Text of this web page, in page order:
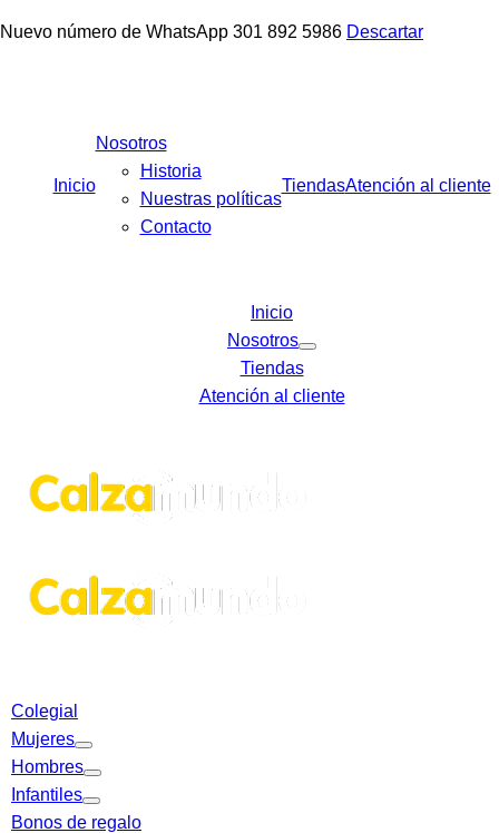
Nuevo número de WhatsApp 301 892 5986 Descartar
Inicio
Nosotros
Historia
Nuestras políticas
Contacto
TiendasAtención al cliente
Inicio
Nosotros
Tiendas
Atención al cliente
Colegial
Mujeres
Hombres
Infantiles
Bonos de regalo